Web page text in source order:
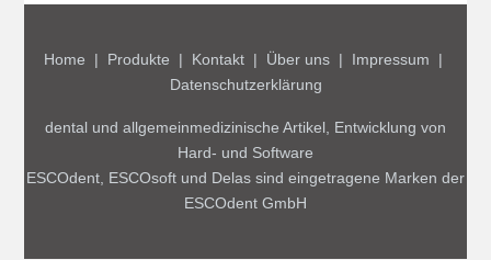
Home | Produkte | Kontakt | Über uns | Impressum |
Datenschutzerklärung
dental und allgemeinmedizinische Artikel, Entwicklung von
Hard- und Software
ESCOdent, ESCOsoft und Delas sind eingetragene Marken der
ESCOdent GmbH